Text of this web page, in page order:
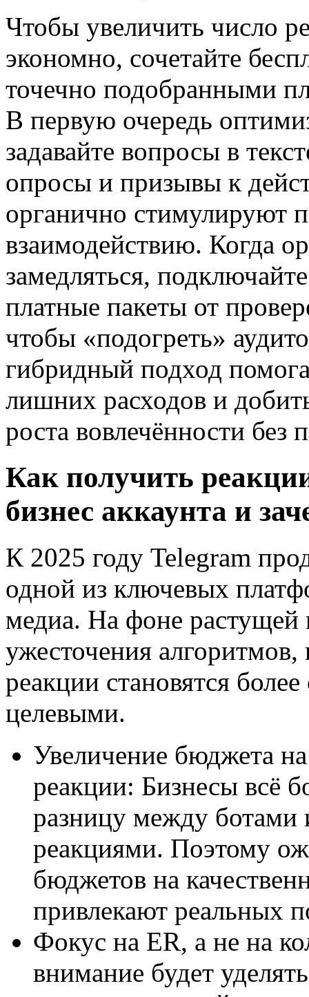
Чтобы увеличить число
экономно, сочетайте
точечно подобранными
В первую очередь
задавайте вопросы в
опросы и призывы к
органично стимулируют
взаимодействию. Когда
замедляться,
платные пакеты от
чтобы «подогреть»
гибридный подход
лишних расходов и
роста вовлечённости без
Как получить
бизнес аккаунта и
К 2025 году Telegram
одной из ключевых
медиа. На фоне растущей
ужесточения алгоритмов,
реакции становятся
целевыми.
Увеличение бюджета
реакции: Бизнесы всё
разницу между
реакциями. Поэтому
бюджетов на
привлекают реальных
Фокус на ER, а не на
внимание будет